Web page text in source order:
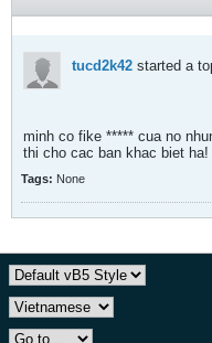
tucd2k42 started a
minh co fike ***** cua no
thi cho cac ban khac biet ha!
Tags: None